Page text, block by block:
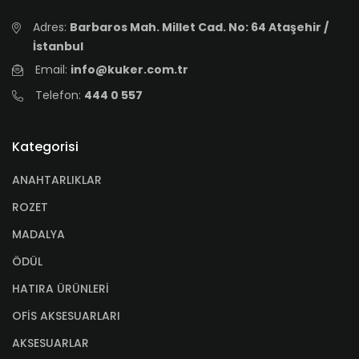
Adres: Barbaros Mah. Millet Cad. No: 64 Ataşehir /
İstanbul
Email: info@kuker.com.tr
Telefon: 444 0 557
Kategorisi
ANAHTARLIKLAR
ROZET
MADALYA
ÖDÜL
HATIRA ÜRÜNLERİ
OFİS AKSESUARLARI
AKSESUARLAR